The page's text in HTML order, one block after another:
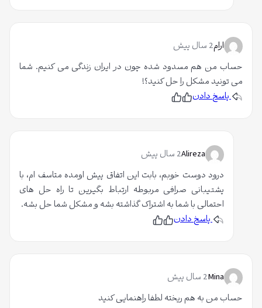
ارام2 سال پیش
حساب من هم مسدود شده چون در ایران زندگی می کنیم. شما
می تونید مشکل را حل کنید؟!
پاسخ دادنپ
م
ن
د
مAlireza2 سال پیش
درود دوست خوبم، بابت این اتفاق پیش اومده متاسف ام، با
پشتیبانی صرافی مربوطه ارتباط بگیرین تا راه حل های
احتمالی با شما به اشتراک گذاشته بشه و مشکل شما حل بشه.
پاسخ دادنپ ن
Mina2 سال پیش
حساب من به هم ریخته لطفا راهنمایی کنید